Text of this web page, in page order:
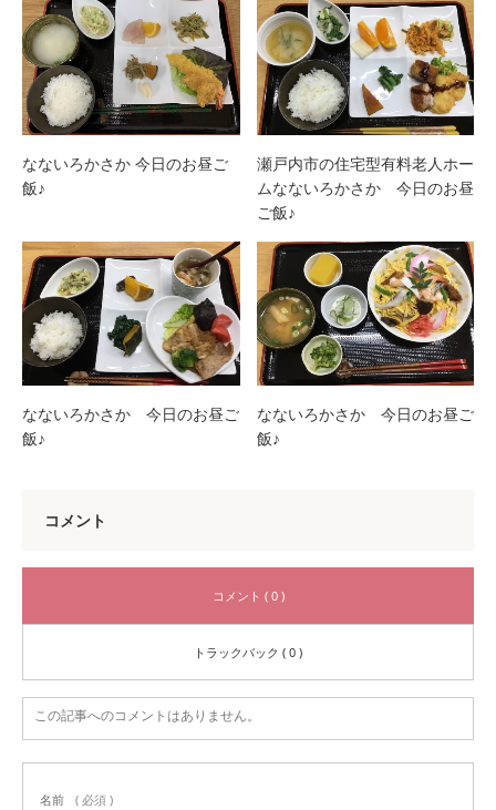
なないろかさか 今日のお昼ご
飯♪
瀬戸内市の住宅型有料老人ホー
ムなないろかさか 今日のお昼
ご飯♪
なないろかさか 今日のお昼ご
飯♪
なないろかさか 今日のお昼ご
飯♪
コメント
コメント ( 0 )
トラックバック ( 0 )
この記事へのコメントはありません。
名前 ( 必須 )